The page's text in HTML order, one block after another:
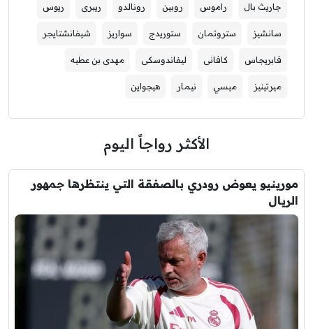
جاريث بال راموس روبين رونالدو ريبرى ريوس
سانشيز ستروتمان ستوريدج سواريز شيفانشتايجر
فابريجاس كافانى ليفاندوسكى مهدى بن عطيه
ميرتينيز ميسي نيمار هيجواين
الأكثر رواجاً اليوم
مورينيو يعوض رودري بالصفقة التي ينتظرها جمهور
الريال